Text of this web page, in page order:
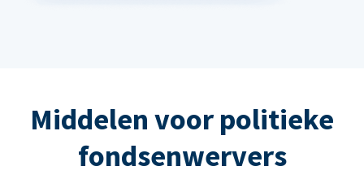
Middelen voor politieke
fondsenwervers